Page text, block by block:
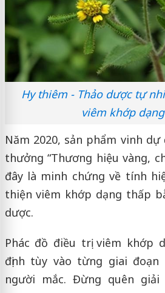
Hy thiêm - Thảo dược tự
viêm khớp
Năm 2020, sản phẩm vinh
thưởng “Thương hiệu vàng,
đây là minh chứng về tính
thiện viêm khớp dạng thấp
dược.
Phác đồ điều trị viêm khớp
định tùy vào từng giai
người mắc. Đừng quên giải